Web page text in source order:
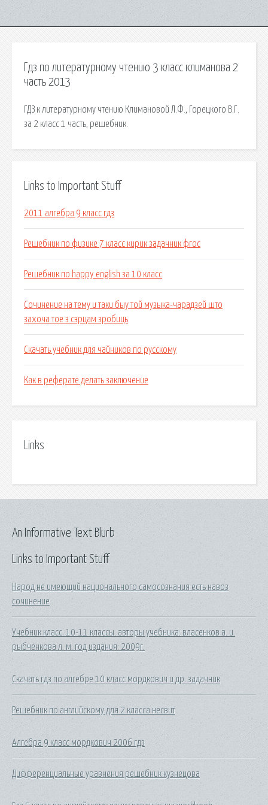
Гдз по литературному чтению 3 класс климанова 2
часть 2013
ГДЗ к литературному чтению Климановой Л.Ф., Горецкого В.Г.
за 2 класс 1 часть, решебник.
Links to Important Stuff
2011 алгебра 9 класс гдз
Решебник по физике 7 класс кирик задачник фгос
Решебник по happy english за 10 класс
Сочинение на тему и таки быу той музыка-чарадзей што
захоча тое з сэрцам зробиць
Скачать учебник для чайников по русскому
Как в реферате делать заключение
Links
Links to Important Stuff
Народ не имеющий национального самосознания есть навоз
сочинение
Учебник класс: 10-11 классы. авторы учебника: власенков а. и.
рыбченкова л. м. год издания: 2009г.
Скачать гдз по алгебре 10 класс мордкович и др. задачник
Решебник по английскому для 2 класса несвит
Алгебра 9 класс мордкович 2006 гдз
Дифференциальные уравнения решебник кузнецова
An Informative Text Blurb